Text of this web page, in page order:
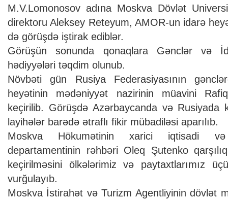
M.V.Lomonosov adına Moskva Dövlət
direktoru Aleksey Reteyum, AMOR-un idarə
də görüşdə iştirak ediblər.
Görüşün sonunda qonaqlara Gənclər və
hədiyyələri təqdim olunub.
Növbəti gün Rusiya Federasiyasının
heyətinin mədəniyyət nazirinin müavini
keçirilib. Görüşdə Azərbaycanda və Rusiyada
layihələr barədə ətraflı fikir mübadiləsi aparılıb.
Moskva Hökumətinin xarici iqtisadi
departamentinin rəhbəri Oleq Şutenko
keçirilməsini ölkələrimiz və paytaxtlarımız
vurğulayıb.
Moskva İstirahət və Turizm Agentliyinin dövlət